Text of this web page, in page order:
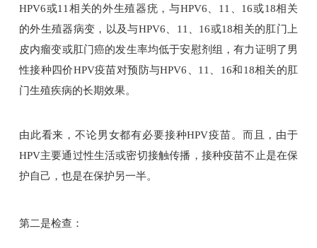
HPV6或11相关的外生殖器疣，与HPV6、11、16或18相关
的外生殖器病变，以及与HPV6、11、16或18相关的肛门上
皮内瘤变或肛门癌的发生率均低于安慰剂组，有力证明了男
性接种四价HPV疫苗对预防与HPV6、11、16和18相关的肛
门生殖疾病的长期效果。
由此看来，不论男女都有必要接种HPV疫苗。而且，由于
HPV主要通过性生活或密切接触传播，接种疫苗不止是在保
护自己，也是在保护另一半。
第二是检查：